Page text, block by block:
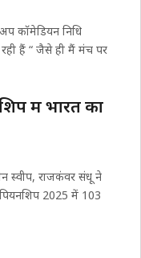
कॉमेडियन निधि
हैं “ जैसे ही मैं मंच पर
में भारत का
स्वीप, राजकंवर संधू ने
2025 में 103